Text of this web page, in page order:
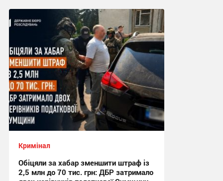
Кримінал
Обіцяли за хабар зменшити штраф із
2,5 млн до 70 тис. грн: ДБР затримало